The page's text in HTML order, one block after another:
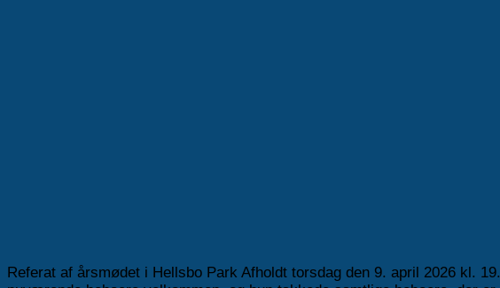
Referat af årsmødet i Hellsbo Park Afholdt torsdag den 9. april 2026 kl.